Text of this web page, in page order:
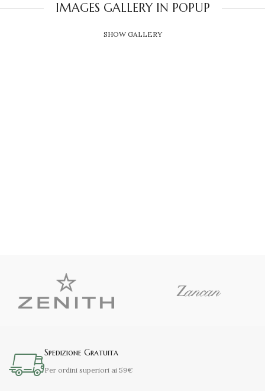
IMAGES GALLERY IN POPUP
SHOW GALLERY
Spedizione Gratuita
Per ordini superiori ai 59€